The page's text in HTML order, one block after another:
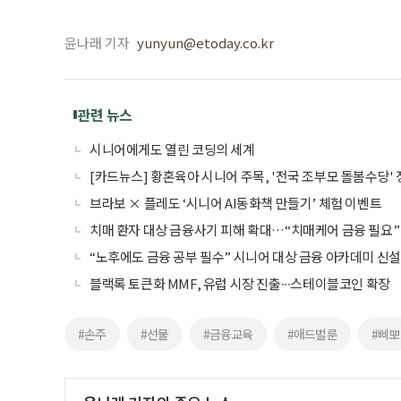
윤나래 기자 yunyun@etoday.co.kr
관련 뉴스
시니어에게도 열린 코딩의 세계
[카드뉴스] 황혼육아 시니어 주목, '전국 조부모 돌봄수당'
브라보 × 플레도 ‘시니어 AI동화책 만들기’ 체험 이벤트
치매 환자 대상 금융사기 피해 확대…“치매케어 금융 필요”
“노후에도 금융 공부 필수” 시니어 대상 금융 아카데미 신설
블랙록 토큰화 MMF, 유럽 시장 진출∙∙∙스테이블코인 확장
#손주 #선물 #금융교육 #애드벌룬 #삐뽀